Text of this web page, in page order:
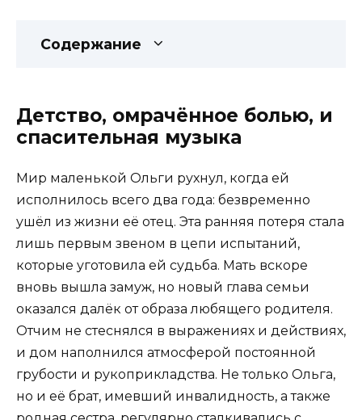
Содержание
Детство, омрачённое болью, и
спасительная музыка
Мир маленькой Ольги рухнул, когда ей
исполнилось всего два года: безвременно
ушёл из жизни её отец. Эта ранняя потеря стала
лишь первым звеном в цепи испытаний,
которые уготовила ей судьба. Мать вскоре
вновь вышла замуж, но новый глава семьи
оказался далёк от образа любящего родителя.
Отчим не стеснялся в выражениях и действиях,
и дом наполнился атмосферой постоянной
грубости и рукоприкладства. Не только Ольга,
но и её брат, имевший инвалидность, а также